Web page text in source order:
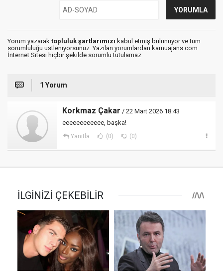
Yorum yazarak topluluk şartlarımızı kabul etmiş bulunuyor ve tüm
sorumluluğu üstleniyorsunuz. Yazılan yorumlardan kamuajans.com
İnternet Sitesi hiçbir şekilde sorumlu tutulamaz
1 Yorum
Korkmaz Çakar / 22 Mart 2026 18:43
eeeeeeeeeeee, başka!
Yanıtla (0) (0)